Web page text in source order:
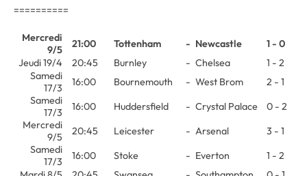
==========
Mercredi
9/5
21:00 Tottenham - Newcastle
1 - 0
Jeudi 19/4
20:45 Burnley - Chelsea
1 - 2
Samedi
17/3
16:00 Bournemouth - West Brom
2 - 1
Samedi
17/3
16:00 Huddersfield - Crystal Palace
0 - 2
Mercredi
9/5
20:45 Leicester - Arsenal
3 - 1
Samedi
17/3
16:00 Stoke - Everton
1 - 2